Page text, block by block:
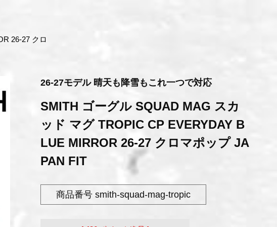
26-27 クロ
26-27モデル 晴天も降雪もこれ一つで対応
SMITH ゴーグル SQUAD MAG スカ
ッド マグ TROPIC CP EVERYDAY B
LUE MIRROR 26-27 クロマポップ JA
PAN FIT
商品番号 smith-squad-mag-tropic